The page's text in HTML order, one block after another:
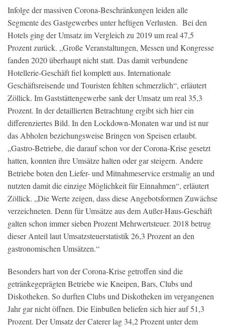
Infolge der massiven Corona-Beschränkungen leiden alle
Segmente des Gastgewerbes unter heftigen Verlusten. Bei den
Hotels ging der Umsatz im Vergleich zu 2019 um real 47,5
Prozent zurück. „Große Veranstaltungen, Messen und Kongresse
fanden 2020 überhaupt nicht statt. Das damit verbundene
Hotellerie-Geschäft fiel komplett aus. Internationale
Geschäftsreisende und Touristen fehlten schmerzlich“, erläutert
Zöllick. Im Gaststättengewerbe sank der Umsatz um real 35,3
Prozent. In der detaillierten Betrachtung ergibt sich hier ein
differenziertes Bild. In den Lockdown-Monaten war und ist nur
das Abholen beziehungsweise Bringen von Speisen erlaubt.
„Gastro-Betriebe, die darauf schon vor der Corona-Krise gesetzt
hatten, konnten ihre Umsätze halten oder gar steigern. Andere
Betriebe boten den Liefer- und Mitnahmeservice erstmalig an und
nutzten damit die einzige Möglichkeit für Einnahmen“, erläutert
Zöllick. „Die Werte zeigen, dass diese Angebotsformen Zuwächse
verzeichneten. Denn für Umsätze aus dem Außer-Haus-Geschäft
galten schon immer sieben Prozent Mehrwertsteuer. 2018 betrug
dieser Anteil laut Umsatzsteuerstatistik 26,3 Prozent an den
gastronomischen Umsätzen.“
Besonders hart von der Corona-Krise getroffen sind die
getränkegeprägten Betriebe wie Kneipen, Bars, Clubs und
Diskotheken. So durften Clubs und Diskotheken im vergangenen
Jahr gar nicht öffnen. Die Einbußen beliefen sich hier auf 51,3
Prozent. Der Umsatz der Caterer lag 34,2 Prozent unter dem